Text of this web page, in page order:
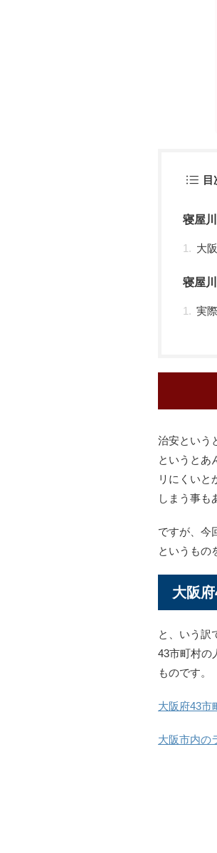
目
寝屋
大
寝屋
実
治安という
というとあ
リにくいと
しまう事も
ですが、今
というもの
大阪
と、いう訳
43市町村の
ものです。
大阪府43市
大阪市内の